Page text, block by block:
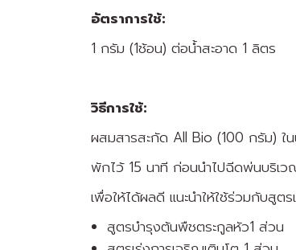
อัตราการใช้:
1 กรัม (1ช้อน) ต่อน้ำสะอาด 1 ลิตร
วิธีการใช้:
ผสมสารสะกัด All Bio (100 กรัม) ใ
พักไว้ 15 นาที ก่อนนำไปฉีดพ่นบริเ
เพื่อให้ได้ผลดี แนะนำให้ใช้ร่วมกับสูต
สูตรบำรุงต้นพืชตระกูลหัว1 ส่วน